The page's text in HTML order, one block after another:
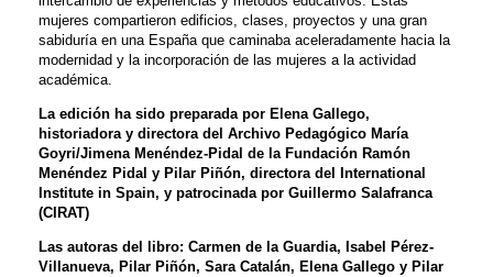
mujeres compartieron edificios, clases, proyectos y una gran
sabiduría en una España que caminaba aceleradamente hacia la
modernidad y la incorporación de las mujeres a la actividad
académica.
La edición ha sido preparada por Elena Gallego,
historiadora y directora del Archivo Pedagógico María
Goyri/Jimena Menéndez-Pidal de la Fundación Ramón
Menéndez Pidal y Pilar Piñón, directora del International
Institute in Spain, y patrocinada por Guillermo Salafranca
(CIRAT)
Las autoras del libro: Carmen de la Guardia, Isabel Pérez-
Villanueva, Pilar Piñón, Sara Catalán, Elena Gallego y Pilar